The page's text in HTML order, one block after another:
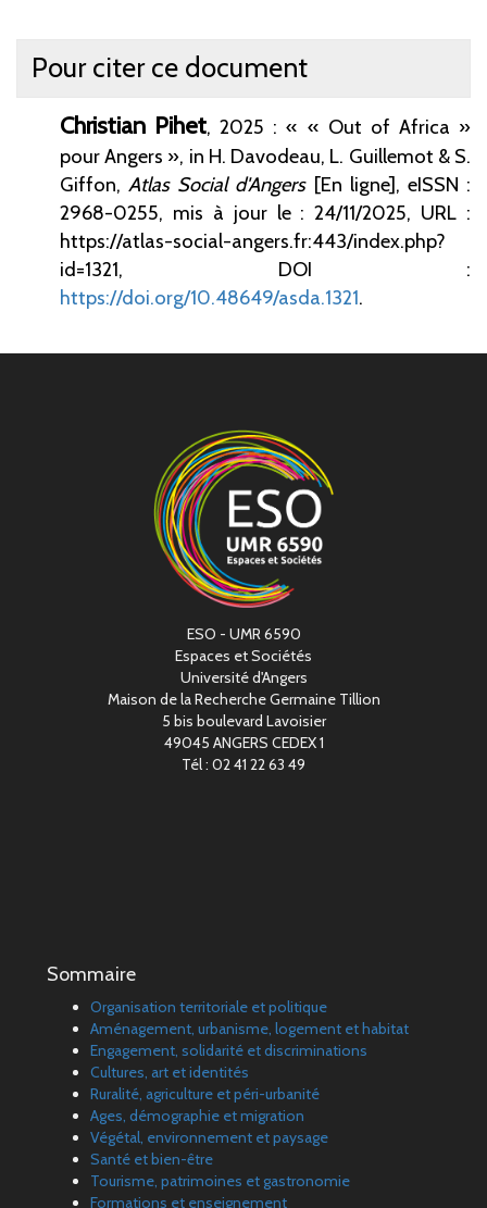
Pour citer ce document
Christian Pihet, 2025 : « « Out of Africa »
pour Angers », in H. Davodeau, L. Guillemot & S.
Giffon,Atlas Social d'Angers[En ligne], eISSN :
2968-0255, mis à jour le : 24/11/2025, URL :
https://atlas-social-angers.fr:443/index.php?
id=1321, DOI :
https://doi.org/10.48649/asda.1321.
ESO - UMR 6590
Espaces et Sociétés
Université d'Angers
Maison de la Recherche Germaine Tillion
5 bis boulevard Lavoisier
49045 ANGERS CEDEX 1
Tél : 02 41 22 63 49
Sommaire
Organisation territoriale et politique
Aménagement, urbanisme, logement et habitat
Engagement, solidarité et discriminations
Cultures, art et identités
Ruralité, agriculture et péri-urbanité
Ages, démographie et migration
Végétal, environnement et paysage
Santé et bien-être
Tourisme, patrimoines et gastronomie
Formations et enseignement